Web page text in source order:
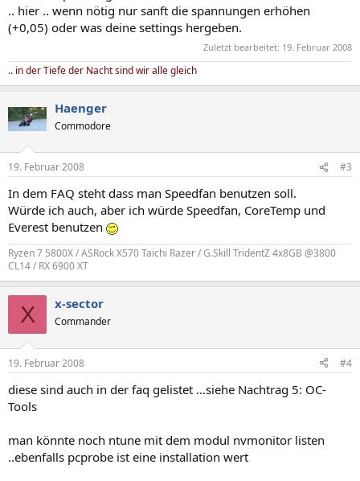
.. hier .. wenn nötig nur sanft die spannungen erhöhen
(+0,05) oder was deine settings hergeben.
Zuletzt bearbeitet: 19. Februar 2008
.. in der Tiefe der Nacht sind wir alle gleich
Haenger
Commodore
19. Februar 2008 #3
In dem FAQ steht dass man Speedfan benutzen soll.
Würde ich auch, aber ich würde Speedfan, CoreTemp und
Everest benutzen
Ryzen 7 5800X / ASRock X570 Taichi Razer / G.Skill TridentZ 4x8GB @3800
CL14 / RX 6900 XT
X x-sector
Commander
19. Februar 2008 #4
diese sind auch in der faq gelistet ...siehe Nachtrag 5: OC-
Tools
man könnte noch ntune mit dem modul nvmonitor listen
..ebenfalls pcprobe ist eine installation wert